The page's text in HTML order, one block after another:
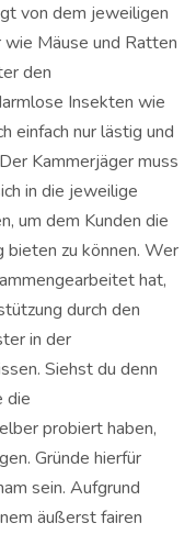
von dem jeweiligen
wie Mäuse und Ratten
den
Insekten wie
einfach nur lästig und
Kammerjäger muss
in die jeweilige
um dem Kunden die
bieten zu können. Wer
hat,
durch den
in der
Siehst du denn
die
probiert haben,
Gründe hierfür
sein. Aufgrund
äußerst fairen